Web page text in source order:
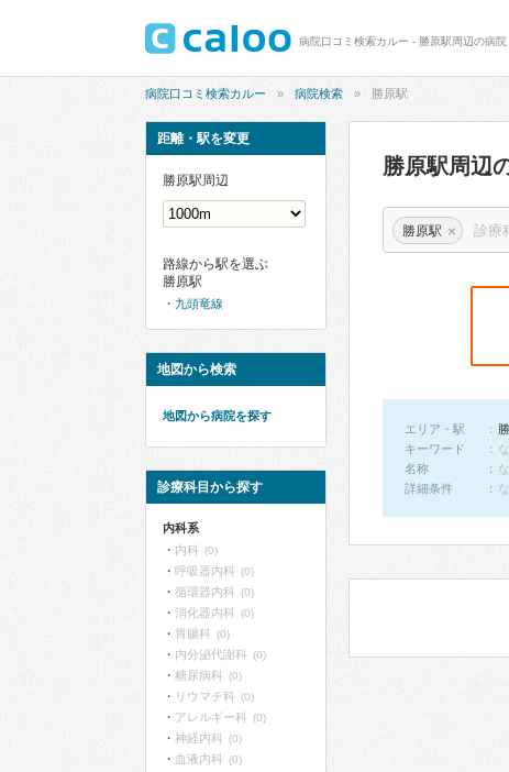
病院口コミ検索カルー - 勝原駅周辺の病院
病院口コミ検索カルー 病院検索 勝原駅
勝原駅周辺
勝原駅 ×
エリア・駅
キーワード
名称
詳細条件
距離・駅を変更
勝原駅周辺
路線から駅を選ぶ
勝原駅
九頭竜線
地図から検索
地図から病院を探す
診療科目から探す
内科系
内科 (0)
呼吸器内科 (0)
循環器内科 (0)
消化器内科 (0)
胃腸科 (0)
内分泌代謝科 (0)
糖尿病科 (0)
リウマチ科 (0)
アレルギー科 (0)
神経内科 (0)
血液内科 (0)